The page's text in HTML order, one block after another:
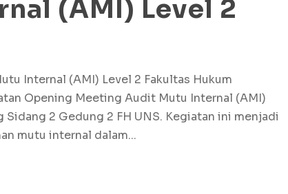
(AMI) Level 2
Internal (AMI) Level 2 Fakultas Hukum
Opening Meeting Audit Mutu Internal (AMI)
Sidang 2 Gedung 2 FH UNS. Kegiatan ini menjadi
mutu internal dalam...